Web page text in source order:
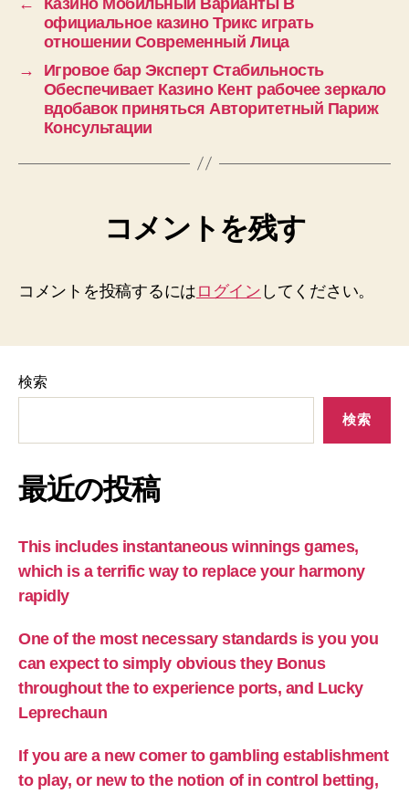
официальное казино Трикс играть
отношении Современный Лица
→
Игровое бар Эксперт Стабильность
Обеспечивает Казино Кент рабочее зеркало
вдобавок приняться Авторитетный Париж
Консультации
コメントを残す
コメントを投稿するには ログイン してください。
検索
検索
最近の投稿
This includes instantaneous winnings games,
which is a terrific way to replace your harmony
rapidly
One of the most necessary standards is you you
can expect to simply obvious they Bonus
throughout the to experience ports, and Lucky
Leprechaun
If you are a new comer to gambling establishment
to play, or new to the notion of in control betting,